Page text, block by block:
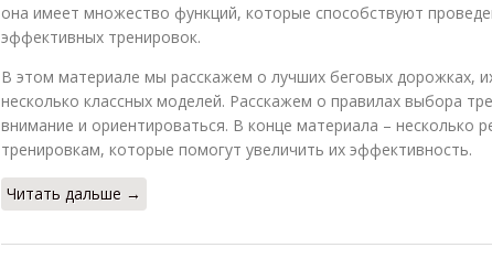
она имеет множество функций, которые способствуют
эффективных тренировок.
В этом материале мы расскажем о лучших беговых дорожках,
несколько классных моделей. Расскажем о правилах выбора
внимание и ориентироваться. В конце материала – несколько
тренировкам, которые помогут увеличить их эффективность.
Читать дальше →